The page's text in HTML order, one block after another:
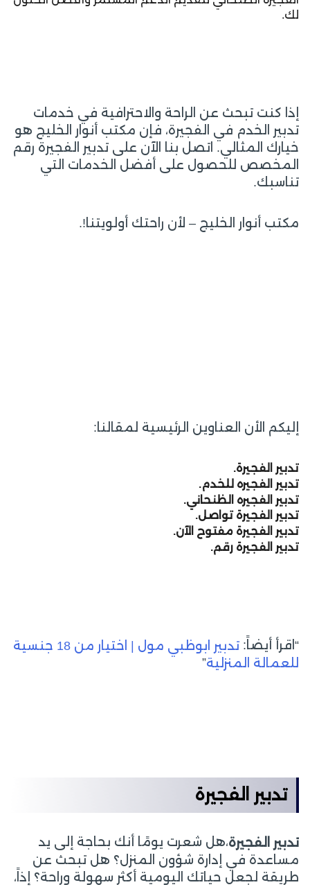
لك.
إذا كنت تبحث عن الراحة والاحترافية في خدمات
تدبير الخدم في الفجيرة، فإن مكتب أنوار الخليج هو
خيارك المثالي. اتصل بنا الآن على تدبير الفجيرة رقم
المخصص للحصول على أفضل الخدمات التي
تناسبك.
مكتب أنوار الخليج – لأن راحتك أولويتنا!.
إليكم الأن العناوين الرئيسية لمقالنا:
تدبير الفجيرة.
تدبير الفجيره للخدم.
تدبير الفجيره الظنحاني.
تدبير الفجيرة تواصل.
تدبير الفجيرة مفتوح الآن.
تدبير الفجيرة رقم.
“اقرأ أيضاً:
تدبير ابوظبي مول | اختيار من 18 جنسية
للعمالة المنزلية”
تدبير الفجيرة
تدبير الفجيرة،هل شعرت يومًا أنك بحاجة إلى يد
مساعدة في إدارة شؤون المنزل؟ هل تبحث عن
طريقة لجعل حياتك اليومية أكثر سهولة وراحة؟ إذاً،